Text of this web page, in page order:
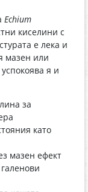
Echium
киселини с
е лека и
мазен или
я и
за
като
мазен ефект